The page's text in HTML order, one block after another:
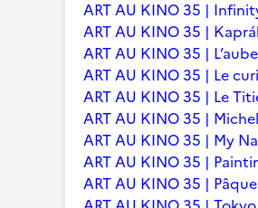
ART AU KINO 35 |
ART AU KINO 35 |
ART AU KINO 35 |
ART AU KINO 35 | Le
ART AU KINO 35 | Le
ART AU KINO 35 |
ART AU KINO 35 | My
ART AU KINO 35 |
ART AU KINO 35 |